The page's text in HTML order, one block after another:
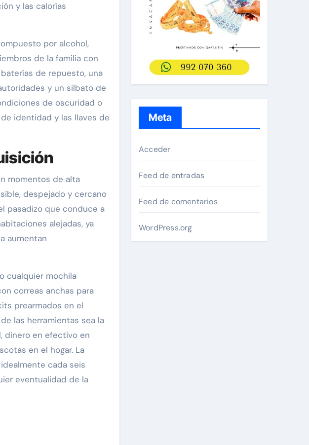
y las calorías
por alcohol,
de la familia con
de repuesto, una
y un silbato de
de oscuridad o
identidad y las llaves de
momentos de alta
despejado y cercano
pasadizo que conduce a
alejadas, ya
aumentan
cualquier mochila
correas anchas para
prearmados en el
las herramientas sea la
dinero en efectivo en
en el hogar. La
cada seis
eventualidad de la
Meta
Acceder
Feed de entradas
Feed de comentarios
WordPress.org